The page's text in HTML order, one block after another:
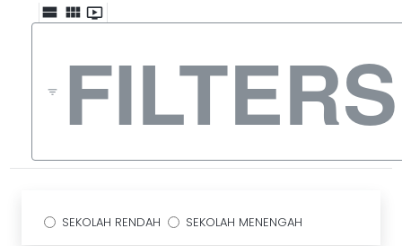
view_stream view_module ondemand_video
filter_list FILTERS
SEKOLAH RENDAH SEKOLAH MENENGAH